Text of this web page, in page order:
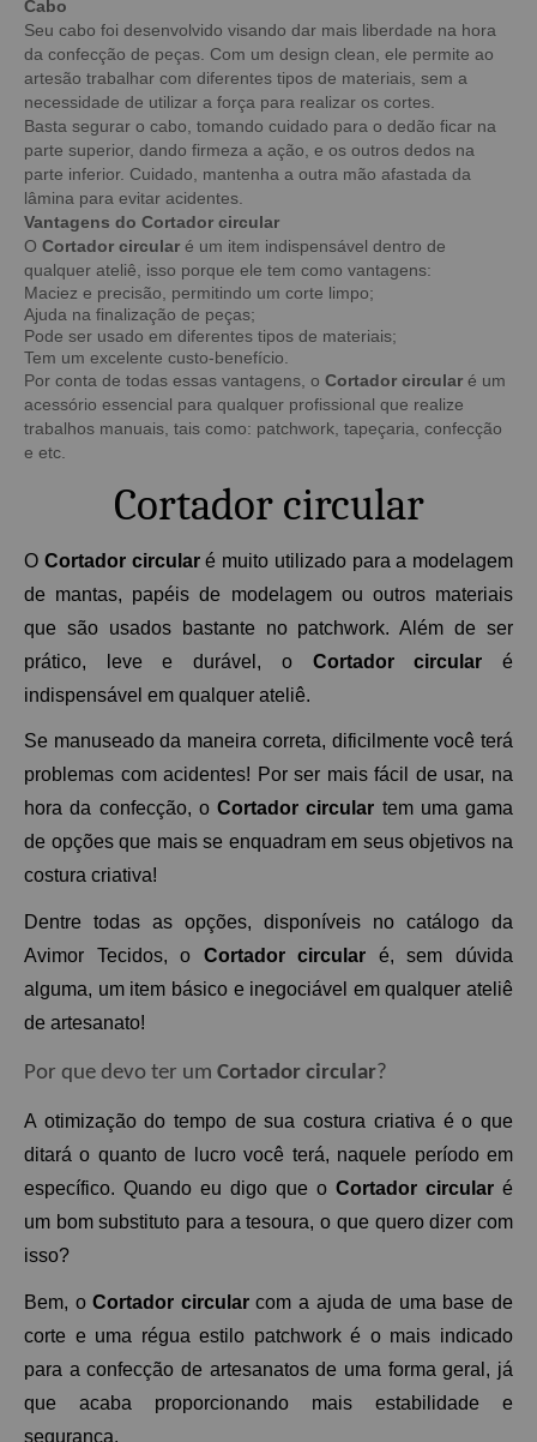
Cabo
Seu cabo foi desenvolvido visando dar mais liberdade na hora
da confecção de peças. Com um design clean, ele permite ao
artesão trabalhar com diferentes tipos de materiais, sem a
necessidade de utilizar a força para realizar os cortes.
Basta segurar o cabo, tomando cuidado para o dedão ficar na
parte superior, dando firmeza a ação, e os outros dedos na
parte inferior. Cuidado, mantenha a outra mão afastada da
lâmina para evitar acidentes.
Vantagens do Cortador circular
O Cortador circular é um item indispensável dentro de
qualquer ateliê, isso porque ele tem como vantagens:
Maciez e precisão, permitindo um corte limpo;
Ajuda na finalização de peças;
Pode ser usado em diferentes tipos de materiais;
Tem um excelente custo-benefício.
Por conta de todas essas vantagens, o Cortador circular é um
acessório essencial para qualquer profissional que realize
trabalhos manuais, tais como: patchwork, tapeçaria, confecção
e etc.
Cortador circular
O Cortador circular é muito utilizado para a modelagem
de mantas, papéis de modelagem ou outros materiais
que são usados bastante no patchwork. Além de ser
prático, leve e durável, o Cortador circular é
indispensável em qualquer ateliê.
Se manuseado da maneira correta, dificilmente você terá
problemas com acidentes! Por ser mais fácil de usar, na
hora da confecção, o Cortador circular tem uma gama
de opções que mais se enquadram em seus objetivos na
costura criativa!
Dentre todas as opções, disponíveis no catálogo da
Avimor Tecidos, o Cortador circular é, sem dúvida
alguma, um item básico e inegociável em qualquer ateliê
de artesanato!
Por que devo ter um Cortador circular?
A otimização do tempo de sua costura criativa é o que
ditará o quanto de lucro você terá, naquele período em
específico. Quando eu digo que o Cortador circular é
um bom substituto para a tesoura, o que quero dizer com
isso?
Bem, o Cortador circular com a ajuda de uma base de
corte e uma régua estilo patchwork é o mais indicado
para a confecção de artesanatos de uma forma geral, já
que acaba proporcionando mais estabilidade e
segurança.